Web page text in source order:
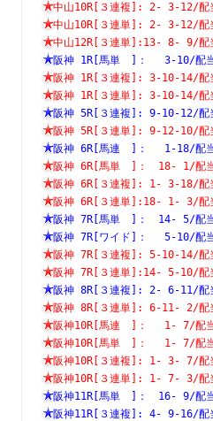
中山10R[３連複]: 2- 3-12/配
中山10R[３連単]: 2- 3-12/配
中山12R[３連単]:13- 8- 9/配
阪神 1R[馬単　]：　 3-
阪神 1R[３連複]: 3-10-
阪神 1R[３連単]: 3-10-
阪神 5R[３連複]: 9-
阪神 5R[３連単]: 9-12-
阪神 6R[馬連　]：　
阪神 6R[馬単　]：　
阪神 6R[３連複]: 1- 3-
阪神 6R[３連単]:18-
阪神 7R[馬単　]：　
阪神 7R[ワイド]：　
阪神 7R[３連複]: 5-10-
阪神 7R[３連単]:14- 5-
阪神 8R[３連複]: 2-
阪神 8R[３連単]: 6-
阪神10R[馬連　]：　 1- 7/
阪神10R[馬単　]：　 1- 7/
阪神10R[３連複]: 1- 3- 7/配
阪神10R[３連単]: 1- 7- 3/配
阪神11R[馬単　]：　16- 9/
阪神11R[３連複]: 4- 9-16/配